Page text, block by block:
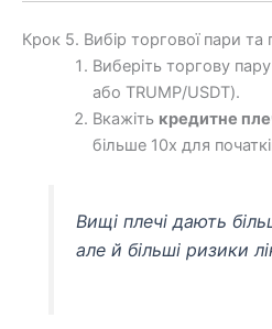
Крок 5. Вибір торгової пари та
Виберіть торгову
або TRUMP/USDT).
Вкажіть кредитне
більше 10x для
Вищі плечі дають
але й більші ризики